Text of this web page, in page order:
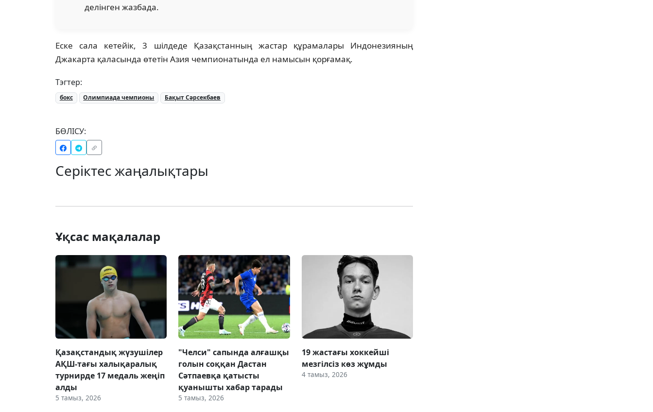
делінген жазбада.
Еске сала кетейік, 3 шілдеде Қазақстанның жастар құрамалары Индонезияның
Джакарта қаласында өтетін Азия чемпионатында ел намысын қорғамақ.
Тэгтер:
бокс Олимпиада чемпионы Бақыт Сәрсекбаев
БӨЛІСУ:
Серіктес жаңалықтары
Ұқсас мақалалар
Қазақстандық жүзушілер
АҚШ-тағы халықаралық
турнирде 17 медаль жеңіп
алды
5 тамыз, 2026
"Челси" сапында алғашқы
голын соққан Дастан
Сәтпаевқа қатысты
қуанышты хабар тарады
5 тамыз, 2026
19 жастағы хоккейші
мезгілсіз көз жұмды
4 тамыз, 2026